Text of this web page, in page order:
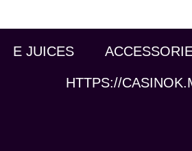
E JUICES
HTTPS://